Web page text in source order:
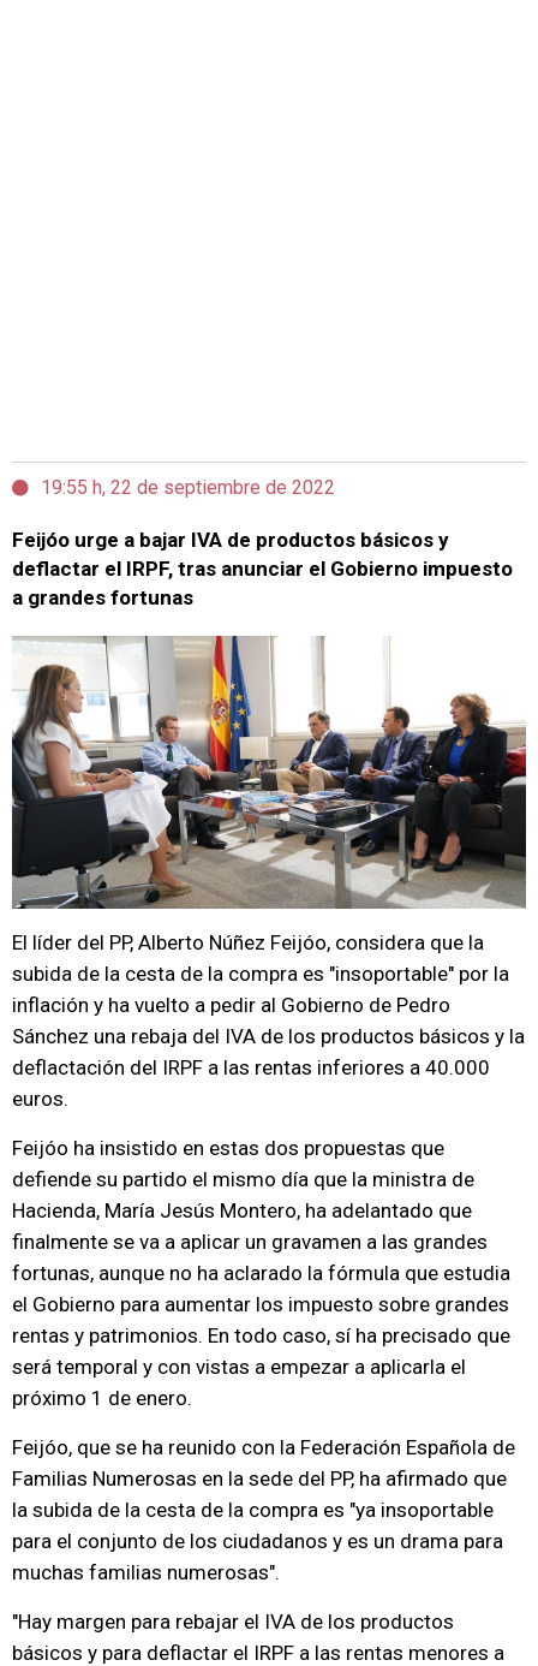
19:55 h, 22 de septiembre de 2022
Feijóo urge a bajar IVA de productos básicos y
deflactar el IRPF, tras anunciar el Gobierno impuesto
a grandes fortunas
El líder del PP, Alberto Núñez Feijóo, considera que la
subida de la cesta de la compra es "insoportable" por la
inflación y ha vuelto a pedir al Gobierno de Pedro
Sánchez una rebaja del IVA de los productos básicos y la
deflactación del IRPF a las rentas inferiores a 40.000
euros.
Feijóo ha insistido en estas dos propuestas que
defiende su partido el mismo día que la ministra de
Hacienda, María Jesús Montero, ha adelantado que
finalmente se va a aplicar un gravamen a las grandes
fortunas, aunque no ha aclarado la fórmula que estudia
el Gobierno para aumentar los impuesto sobre grandes
rentas y patrimonios. En todo caso, sí ha precisado que
será temporal y con vistas a empezar a aplicarla el
próximo 1 de enero.
Feijóo, que se ha reunido con la Federación Española de
Familias Numerosas en la sede del PP, ha afirmado que
la subida de la cesta de la compra es "ya insoportable
para el conjunto de los ciudadanos y es un drama para
muchas familias numerosas".
"Hay margen para rebajar el IVA de los productos
básicos y para deflactar el IRPF a las rentas menores a